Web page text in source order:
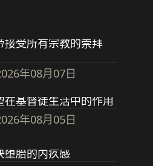
接受所有宗教的崇拜
年08月07日
在基督徒生活中的作用
年08月05日
堕胎的内疚感